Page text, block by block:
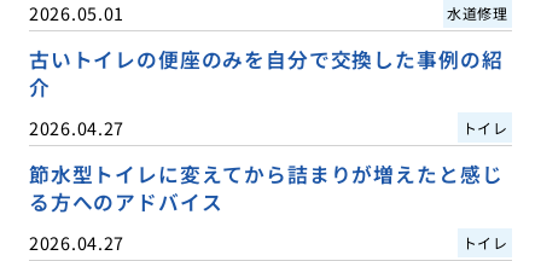
2026.05.01 水道修理
古いトイレの便座のみを自分で交換した事例の紹
介
2026.04.27 トイレ
節水型トイレに変えてから詰まりが増えたと感じ
る方へのアドバイス
2026.04.27 トイレ